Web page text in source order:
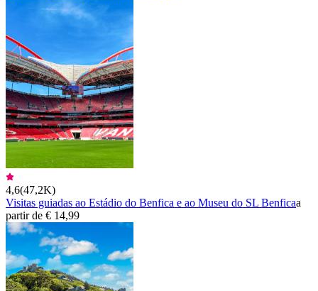
4,6(47,2K)
Visitas guiadas ao Estádio do Benfica e ao Museu do SL Benficaa
partir de € 14,99